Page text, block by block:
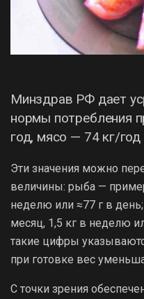
Минздрав РФ дает
нормы потребления
год, мясо — 74 кг/
Эти значения можно
величины: рыба —
неделю или ≈77 г в
месяц, 1,5 кг в неделю
такие цифры
при готовке вес
С точки зрения